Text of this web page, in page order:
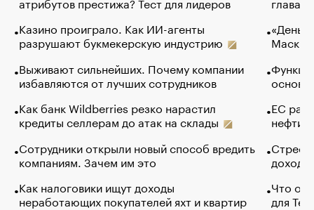
Казино проиграло. Как ИИ-агенты
разрушают букмекерскую индустрию
Выживают сильнейших. Почему компании
избавляются от лучших сотрудников
Как банк Wildberries резко нарастил
кредиты селлерам до атак на склады
Сотрудники открыли новый способ вредить
компаниям. Зачем им это
Как налоговики ищут доходы
неработающих покупателей яхт и квартир
Маск в
основ
ЕС
нефти
Что
для